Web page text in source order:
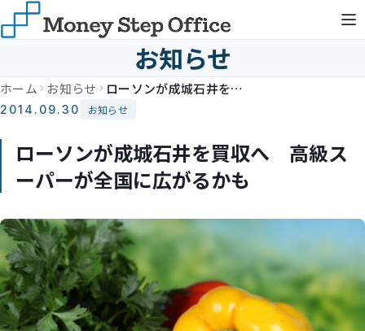
お知らせ
ホーム お知らせ ローソンが成城石井を買収へ 高級スーパーが全国に広がるかも
2014.09.30 お知らせ
ローソンが成城石井を買収へ 高級ス
ーパーが全国に広がるかも